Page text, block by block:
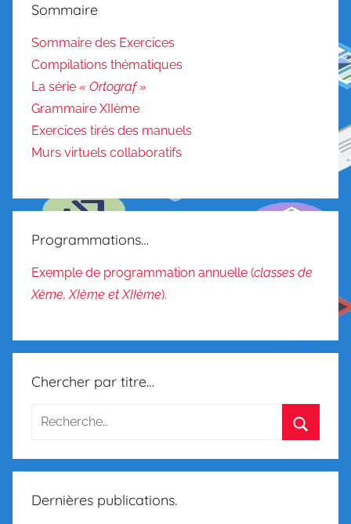
m
a
i
r
e
u
g
a
,
t
Sommaire
Sommaire des Exercices
Compilations thématiques
La série « Ortograf »
Grammaire XIIème
Exercices tirés des manuels
Murs virtuels collaboratifs
Programmations…
Exemple de programmation annuelle (classes de
Xème, XIème et XIIème).
Chercher par titre…
Dernières publications.